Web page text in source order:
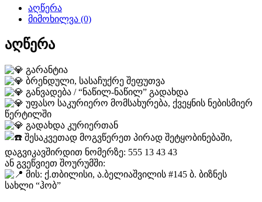
აღწერა
მიმოხილვა (0)
აღწერა
გარანტია
ბრენდული, სასაჩუქრე შეფუთვა
განვადება / “ნაწილ-ნაწილ” გადახდა
უფასო საკურიერო მომსახურება, ქვეყნის ნებისმიერ
წერტილში
გადახდა კურიერთან
შესაკვეთად მოგვწერეთ პირად შეტყობინებაში,
დაგვიკავშირდით ნომერზე: 555 13 43 43
ან გვეწვიეთ შოურუმში:
მის: ქ.თბილისი, ა.ბელიაშვილის #145 ბ. ბიზნეს
სახლი “ჰობ”